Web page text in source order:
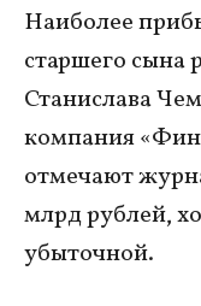
Наиболее
старшего сына
Станислава
компания
отмечают
млрд рублей,
убыточной.